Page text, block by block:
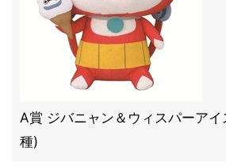
A賞 ジバニャン＆ウィスパーアイ
種)